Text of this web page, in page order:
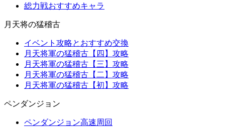
総力戦おすすめキャラ
月天将の猛稽古
イベント攻略とおすすめ交換
月天将軍の猛稽古【四】攻略
月天将軍の猛稽古【三】攻略
月天将軍の猛稽古【二】攻略
月天将軍の猛稽古【初】攻略
ペンダンジョン
ペンダンジョン高速周回